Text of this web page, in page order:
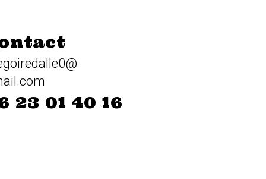
23 01 40 16